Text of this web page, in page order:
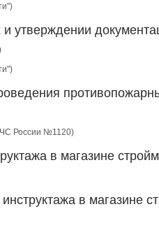
утверждении
России №1120)
в магазине
в магазине